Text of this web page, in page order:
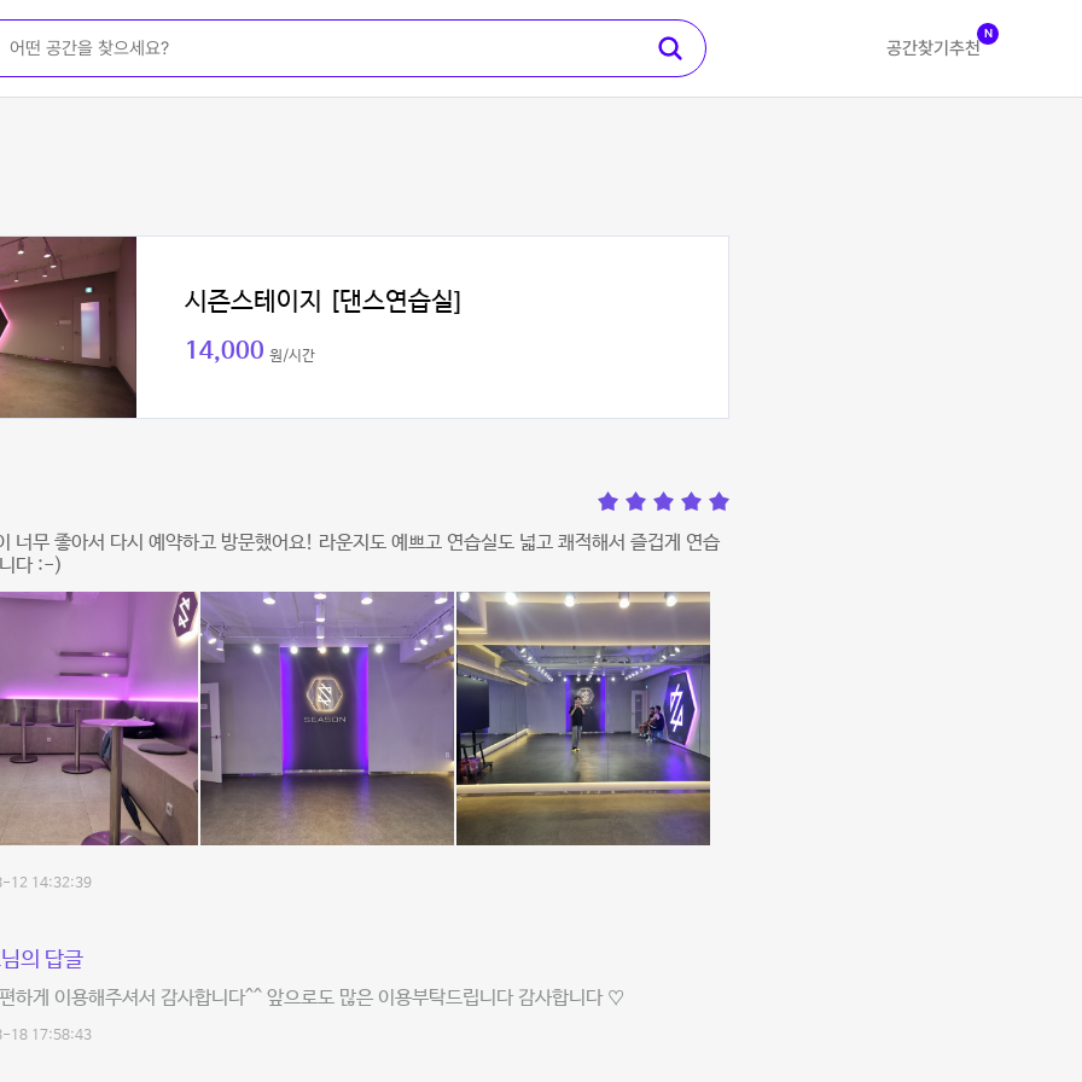
공간찾기 추천
N
시즌스테이지 [댄스연습실]
14,000 원/시간
너무 좋아서 다시 예약하고 방문했어요! 라운지도 예쁘고 연습실도 넓고 쾌적해서 즐겁게 연습
다 :-)
12 14:32:39
의 답글
하게 이용해주셔서 감사합니다^^ 앞으로도 많은 이용부탁드립니다 감사합니다 ♡
18 17:58:43